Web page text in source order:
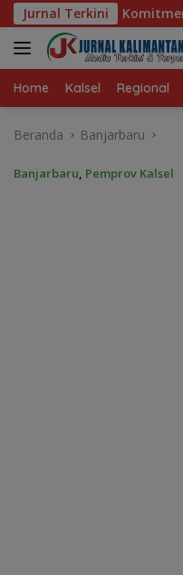
Langsung
ke
konten
Jurnal Terkini
Piala Dunia 2030
Home Kalsel Regional
Beranda Banjarbaru
Banjarbaru, Pemprov Kalsel